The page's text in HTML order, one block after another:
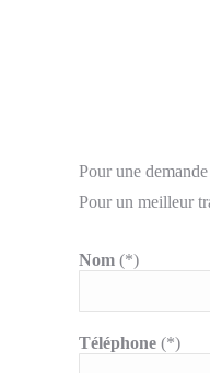
Pour une
Pour un meilleur
Nom (*)
Téléphone (*)